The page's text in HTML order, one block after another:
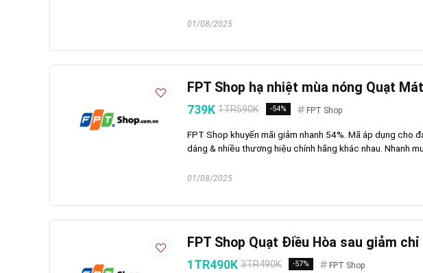
01/08/2025
FPT Shop hạ nhiệt mùa nóng Quạt
739K 1TR590K -54% FPT Shop
FPT Shop khuyến mãi giảm nhanh 54%. Mã áp dụng cho
dáng & nhiều thương hiệu chính hãng khác nhau. Nhanh
01/08/2025
FPT Shop Quạt Điều Hòa sau giảm
1TR490K 3TR490K -57% FPT Shop